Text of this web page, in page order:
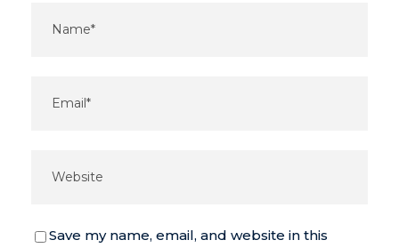
Save my name, email, and website in this